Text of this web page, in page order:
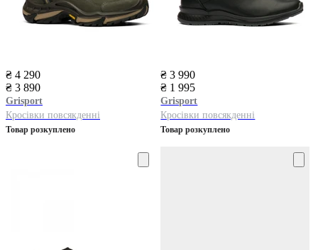
₴ 4 290
₴ 3 890
Grisport
Кросівки повсякденні
Товар розкуплено
₴ 3 990
₴ 1 995
Grisport
Кросівки повсякденні
Товар розкуплено